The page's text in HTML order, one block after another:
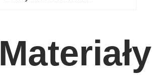
Materiały